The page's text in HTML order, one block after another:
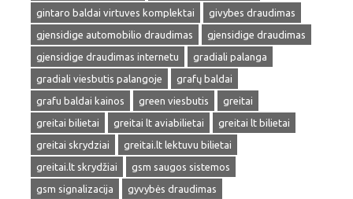
gintaro baldai virtuves komplektai
givybes draudimas
gjensidige automobilio draudimas
gjensidige draudimas
gjensidige draudimas internetu
gradiali palanga
gradiali viesbutis palangoje
grafų baldai
grafu baldai kainos
green viesbutis
greitai
greitai bilietai
greitai lt aviabilietai
greitai lt bilietai
greitai skrydziai
greitai.lt lektuvu bilietai
greitai.lt skrydžiai
gsm saugos sistemos
gsm signalizacija
gyvybės draudimas